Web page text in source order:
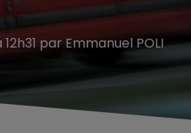
12h31 par Emmanuel POLI